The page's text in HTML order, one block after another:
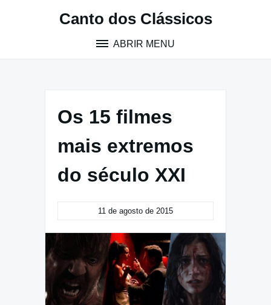
Canto dos Clássicos
ABRIR MENU
Os 15 filmes
mais extremos
do século XXI
11 de agosto de 2015